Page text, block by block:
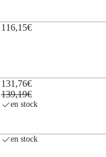
116,15€
131,76€
139,19€
en stock
en stock